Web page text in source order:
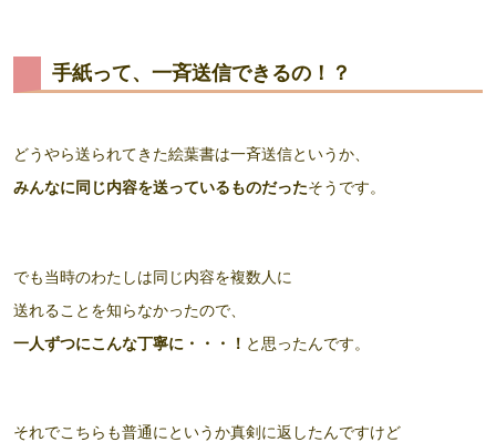
手紙って、一斉送信できるの！？
どうやら送られてきた絵葉書は一斉送信というか、
みんなに同じ内容を送っているものだったそうです。
でも当時のわたしは同じ内容を複数人に
送れることを知らなかったので、
一人ずつにこんな丁寧に・・・！ と思ったんです。
それでこちらも普通にというか真剣に返したんですけど